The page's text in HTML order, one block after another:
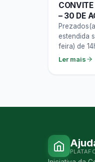
– 30 DE
estendida
feira) de
Ler mais